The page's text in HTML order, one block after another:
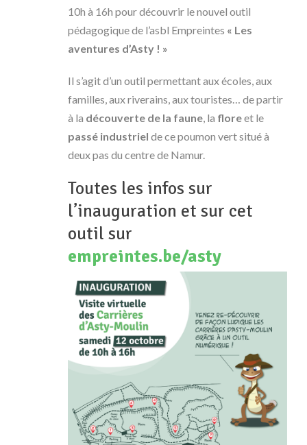
10h à 16h pour découvrir le nouvel outil
pédagogique de l’asbl Empreintes « Les
aventures d’Asty ! »
Il s’agit d’un outil permettant aux écoles, aux
familles, aux riverains, aux touristes… de partir
à la découverte de la faune, la floreet le
passé industriel de ce poumon vert situé à
deux pas du centre de Namur.
Toutes les infos sur
l’inauguration et sur cet
outil sur
empreintes.be/asty